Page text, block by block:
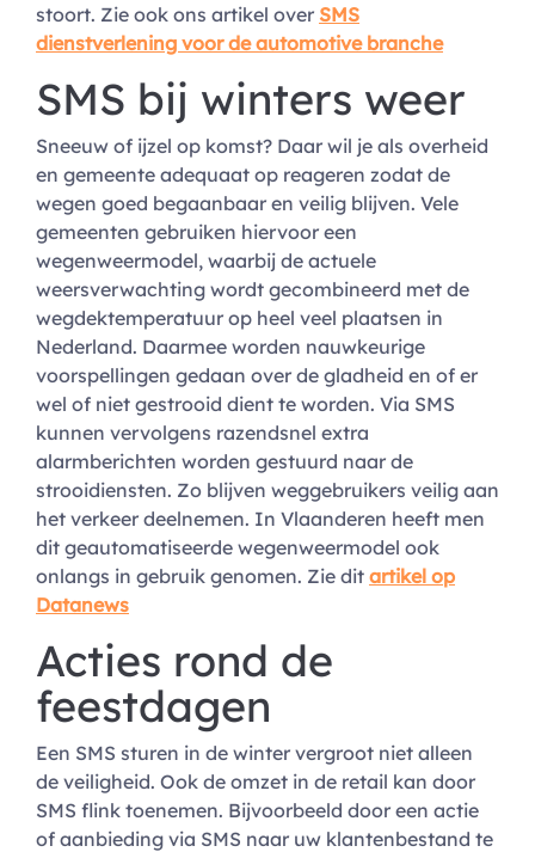
stoort. Zie ook ons artikel over SMS
dienstverlening voor de automotive branche
SMS bij winters weer
Sneeuw of ijzel op komst? Daar wil je als overheid
en gemeente adequaat op reageren zodat de
wegen goed begaanbaar en veilig blijven. Vele
gemeenten gebruiken hiervoor een
wegenweermodel, waarbij de actuele
weersverwachting wordt gecombineerd met de
wegdektemperatuur op heel veel plaatsen in
Nederland. Daarmee worden nauwkeurige
voorspellingen gedaan over de gladheid en of er
wel of niet gestrooid dient te worden. Via SMS
kunnen vervolgens razendsnel extra
alarmberichten worden gestuurd naar de
strooidiensten. Zo blijven weggebruikers veilig aan
het verkeer deelnemen. In Vlaanderen heeft men
dit geautomatiseerde wegenweermodel ook
onlangs in gebruik genomen. Zie dit artikel op
Datanews
Acties rond de
feestdagen
Een SMS sturen in de winter vergroot niet alleen
de veiligheid. Ook de omzet in de retail kan door
SMS flink toenemen. Bijvoorbeeld door een actie
of aanbieding via SMS naar uw klantenbestand te